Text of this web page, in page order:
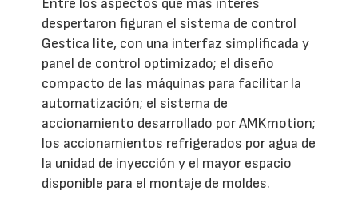
despertaron figuran el sistema de control
Gestica lite, con una interfaz simplificada y
panel de control optimizado; el diseño
compacto de las máquinas para facilitar la
automatización; el sistema de
accionamiento desarrollado por AMKmotion;
los accionamientos refrigerados por agua de
la unidad de inyección y el mayor espacio
disponible para el montaje de moldes.